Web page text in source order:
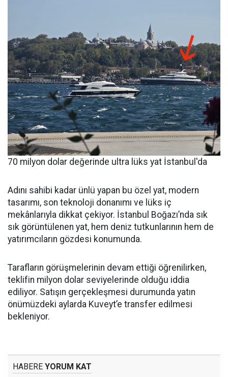
70 milyon dolar değerinde ultra lüks yat İstanbul'da
Adını sahibi kadar ünlü yapan bu özel yat, modern
tasarımı, son teknoloji donanımı ve lüks iç
mekânlarıyla dikkat çekiyor. İstanbul Boğazı’nda sık
sık görüntülenen yat, hem deniz tutkunlarının hem de
yatırımcıların gözdesi konumunda.
Tarafların görüşmelerinin devam ettiği öğrenilirken,
teklifin milyon dolar seviyelerinde olduğu iddia
ediliyor. Satışın gerçekleşmesi durumunda yatın
önümüzdeki aylarda Kuveyt’e transfer edilmesi
bekleniyor.
HABERE YORUM KAT